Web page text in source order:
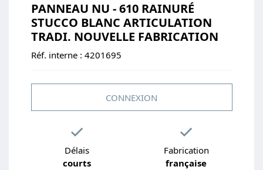
PANNEAU NU - 610 RAINURÉ
STUCCO BLANC ARTICULATION
TRADI. NOUVELLE FABRICATION
Réf. interne : 4201695
CONNEXION
Délais
courts
Fabrication
française